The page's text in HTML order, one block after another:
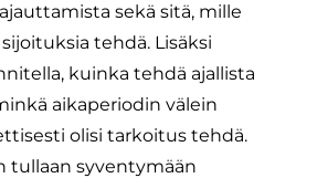
sekä sitä, mille
tehdä. Lisäksi
kuinka tehdä ajallista
aikaperiodin välein
olisi tarkoitus tehdä.
tullaan syventymään